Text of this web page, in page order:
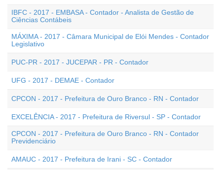
IBFC - 2017 - EMBASA - Contador - Analista de Gestão de
Ciências Contábeis
MÁXIMA - 2017 - Câmara Municipal de Elói Mendes - Contador
Legislativo
PUC-PR - 2017 - JUCEPAR - PR - Contador
UFG - 2017 - DEMAE - Contador
CPCON - 2017 - Prefeitura de Ouro Branco - RN - Contador
EXCELÊNCIA - 2017 - Prefeitura de Riversul - SP - Contador
CPCON - 2017 - Prefeitura de Ouro Branco - RN - Contador
Previdenciário
AMAUC - 2017 - Prefeitura de Irani - SC - Contador